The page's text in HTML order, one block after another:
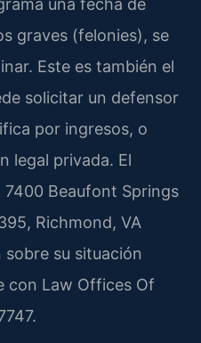
graves (felonies), se
Este es también el
solicitar un defensor
por ingresos, o
legal privada. El
Beaufont Springs
Richmond, VA
su situación
con Law Offices Of